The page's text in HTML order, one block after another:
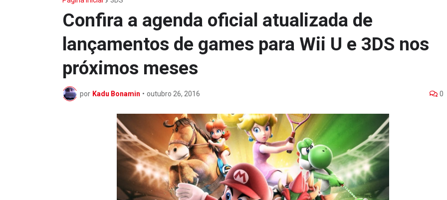
Confira a agenda oficial atualizada de
lançamentos de games para Wii U e 3DS nos
próximos meses
por Kadu Bonamin • outubro 26, 2016 0